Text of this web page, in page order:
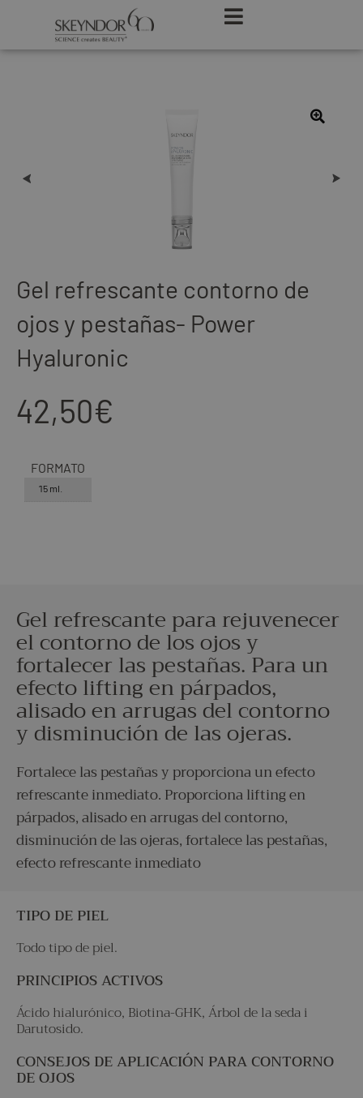
Gel refrescante contorno de
ojos y pestañas- Power
Hyaluronic
42,50€
FORMATO
15 ml.
Gel refrescante para rejuvenecer
el contorno de los ojos y
fortalecer las pestañas. Para un
efecto lifting en párpados,
alisado en arrugas del contorno
y disminución de las ojeras.
Fortalece las pestañas y proporciona un efecto
refrescante inmediato. Proporciona lifting en
párpados, alisado en arrugas del contorno,
disminución de las ojeras, fortalece las pestañas,
efecto refrescante inmediato
TIPO DE PIEL
Todo tipo de piel.
PRINCIPIOS ACTIVOS
Ácido hialurónico, Biotina-GHK, Árbol de la seda i
Darutosido.
CONSEJOS DE APLICACIÓN PARA CONTORNO
DE OJOS